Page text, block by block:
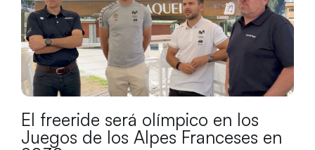
El freeride será olímpico en los
Juegos de los Alpes Franceses en